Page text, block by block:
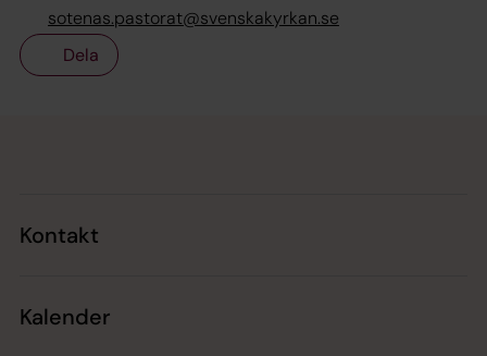
sotenas.pastorat@svenskakyrkan.se
Dela
Kontakt
Kalender